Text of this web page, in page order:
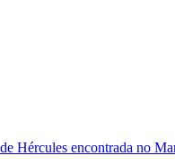
Hércules encontrada no